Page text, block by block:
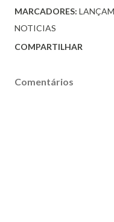
MARCADORES:
NOTICIAS
COMPARTILHAR
Comentários